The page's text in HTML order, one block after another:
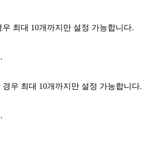
최대 10개까지만 설정 가능합니다.
우 최대 10개까지만 설정 가능합니다.